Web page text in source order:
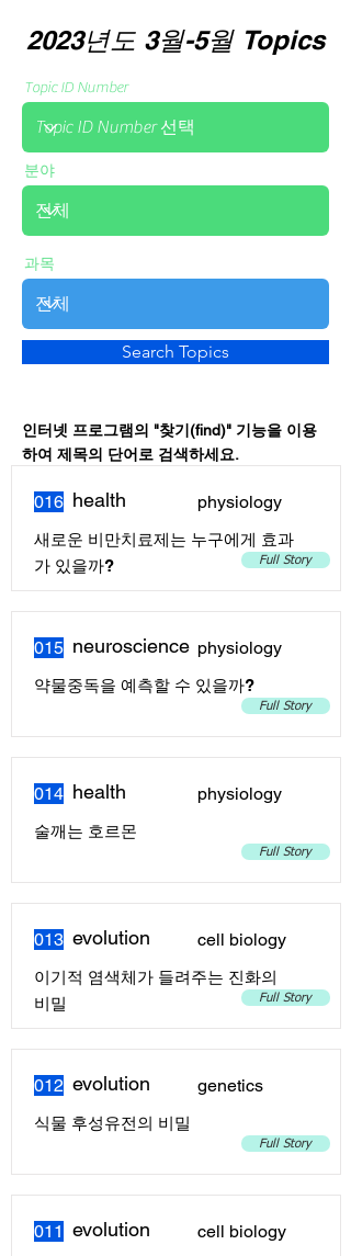
2023년도 3월-5월 Topics
Topic ID Number
분야
과목
Search Topics
인터넷 프로그램의 "찾기(find)" 기능을 이용
하여 제목의 단어로 검색하세요.
016 health physiology
새로운 비만치료제는 누구에게 효과
가 있을까?
Full Story
015 neuroscience physiology
약물중독을 예측할 수 있을까?
Full Story
014 health physiology
술깨는 호르몬
Full Story
013 evolution cell biology
이기적 염색체가 들려주는 진화의
비밀
Full Story
012 evolution genetics
식물 후성유전의 비밀
Full Story
011 evolution cell biology